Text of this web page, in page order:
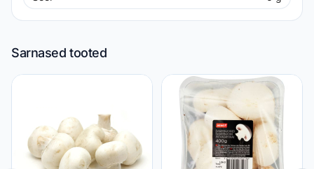
Sarnased tooted